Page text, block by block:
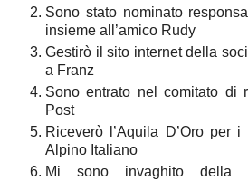
Sono stato nominato
insieme all’amico Rudy
Gestirò il sito internet della
a Franz
Sono entrato nel comitato di
Post
Riceverò l’Aquila D’Oro per
Alpino Italiano
Mi sono invaghito